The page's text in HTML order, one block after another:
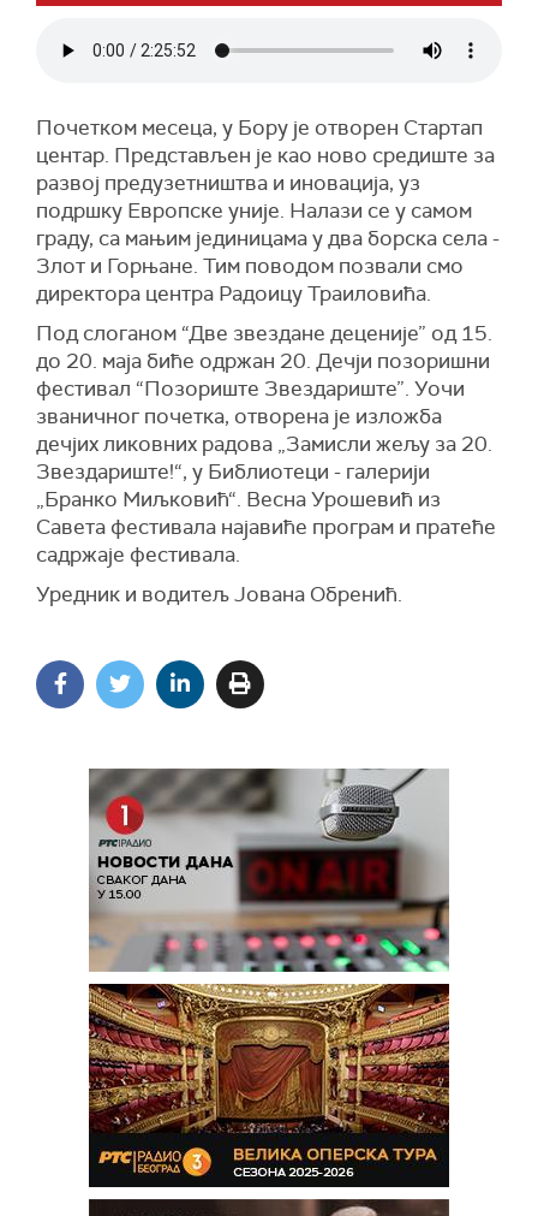
Почетком месеца, у Бору је отворен Стартап
центар. Представљен је као ново средиште за
развој предузетништва и иновација, уз
подршку Европске уније. Налази се у самом
граду, са мањим јединицама у два борска села -
Злот и Горњане. Тим поводом позвали смо
директора центра Радоицу Траиловића.
Под слоганом “Две звездане деценије” од 15.
до 20. маја биће одржан 20. Дечји позоришни
фестивал “Позориште Звездариште”. Уочи
званичног почетка, отворена је изложба
дечјих ликовних радова „Замисли жељу за 20.
Звездариште!“, у Библиотеци - галерији
„Бранко Миљковић“. Весна Урошевић из
Савета фестивала најавиће програм и пратеће
садржаје фестивала.
Уредник и водитељ Јована Обренић.